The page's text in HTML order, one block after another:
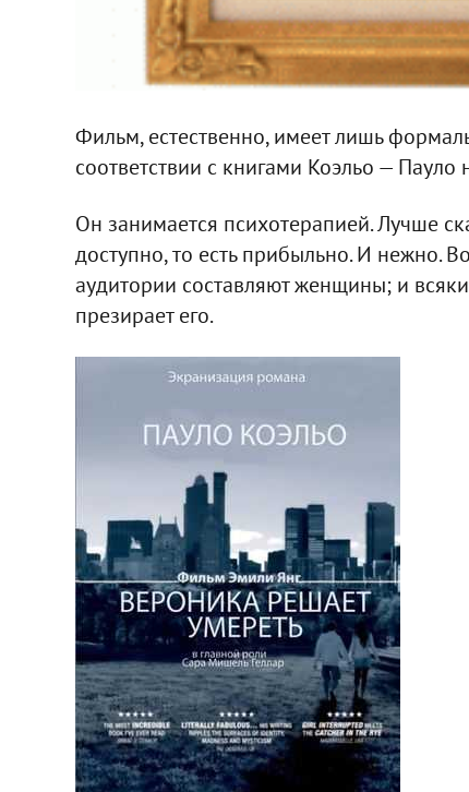
Фильм, естественно, имеет лишь
соответствии с книгами Коэльо — Пауло
Он занимается психотерапией. Лучше
доступно, то есть прибыльно. И нежно.
аудитории составляют женщины; и
презирает его.